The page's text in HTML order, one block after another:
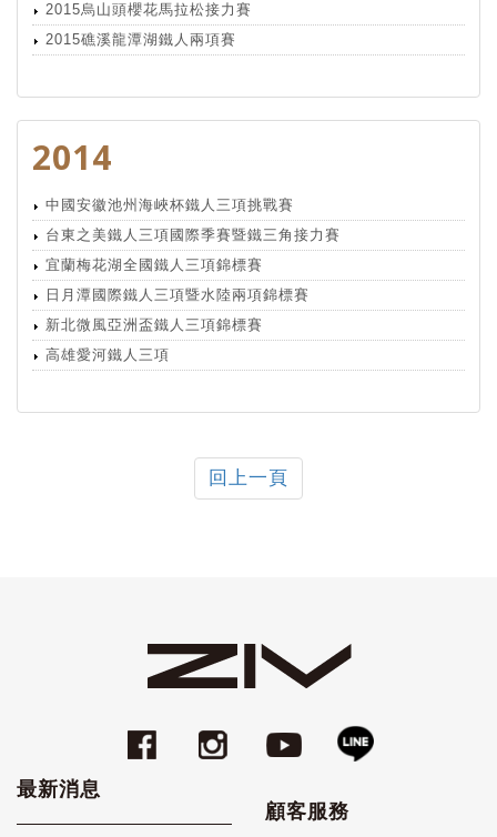
2015烏山頭櫻花馬拉松接力賽
2015礁溪龍潭湖鐵人兩項賽
2014
中國安徽池州海峽杯鐵人三項挑戰賽
台東之美鐵人三項國際季賽暨鐵三角接力賽
宜蘭梅花湖全國鐵人三項錦標賽
日月潭國際鐵人三項暨水陸兩項錦標賽
新北微風亞洲盃鐵人三項錦標賽
高雄愛河鐵人三項
回上一頁
最新消息
顧客服務